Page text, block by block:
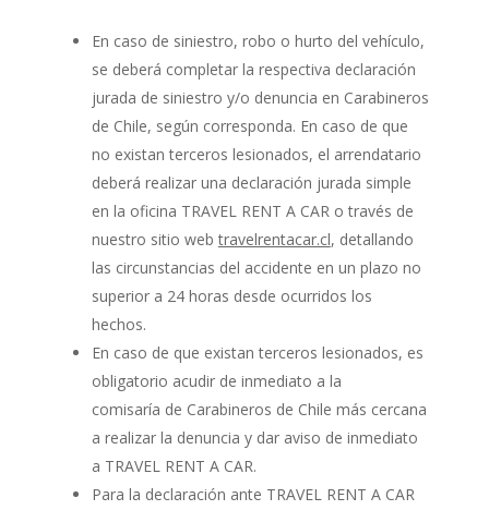
En caso de siniestro, robo o hurto del vehículo,
se deberá completar la respectiva declaración
jurada de siniestro y/o denuncia en Carabineros
de Chile, según corresponda. En caso de que
no existan terceros lesionados, el arrendatario
deberá realizar una declaración jurada simple
en la oficina TRAVEL RENT A CAR o través de
nuestro sitio webtravelrentacar.cl, detallando
las circunstancias del accidente en un plazo no
superior a 24 horas desde ocurridos los
hechos.
En caso de que existan terceros lesionados, es
obligatorio acudir de inmediato a la
comisaría de Carabineros de Chile más cercana
a realizar la denuncia y dar aviso de inmediato
a TRAVEL RENT A CAR.
Para la declaración ante TRAVEL RENT A CAR